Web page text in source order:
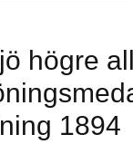
högre
1894